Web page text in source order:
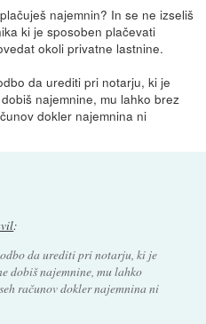
najemnin? In se ne izseliš
ki je sposoben plačevati
okoli privatne lastnine.
da urediti pri notarju, ki je
najemnine, mu lahko brez
dokler najemnina ni
:
da urediti pri notarju, ki je
dobiš najemnine, mu lahko
računov dokler najemnina ni